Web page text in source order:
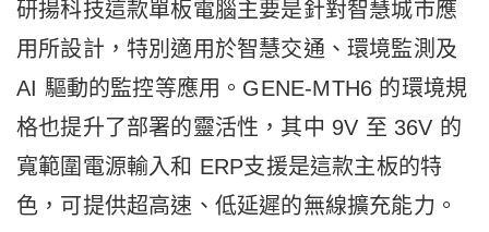
研揚科技這款單板電腦主要是針對智慧城市應
用所設計，特別適用於智慧交通、環境監測及
AI 驅動的監控等應用。GENE-MTH6 的環境規
格也提升了部署的靈活性，其中 9V 至 36V 的
寬範圍電源輸入和 ERP支援是這款主板的特
色，可提供超高速、低延遲的無線擴充能力。